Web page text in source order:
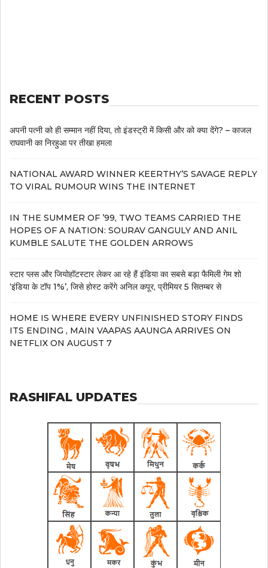
RECENT POSTS
अपनी पत्नी को ही सम्मान नहीं दिया, तो इंडस्ट्री में किसी और को क्या देंगे? – काजल
राघवानी का निरहुआ पर तीखा हमला
NATIONAL AWARD WINNER KEERTHY’S SAVAGE REPLY
TO VIRAL RUMOUR WINS THE INTERNET
IN THE SUMMER OF ’99, TWO TEAMS CARRIED THE
HOPES OF A NATION: SOURAV GANGULY AND ANIL
KUMBLE SALUTE THE GOLDEN ARROWS
स्टार प्लस और जियोहॉटस्टार लेकर आ रहे हैं इंडिया का सबसे बड़ा फैमिली गेम शो
‘इंडिया के टॉप 1%’, जिसे होस्ट करेंगे अनिल कपूर, प्रीमियर 5 सितम्बर से
HOME IS WHERE EVERY UNFINISHED STORY FINDS
ITS ENDING , MAIN VAAPAS AAUNGA ARRIVES ON
NETFLIX ON AUGUST 7
RASHIFAL UPDATES